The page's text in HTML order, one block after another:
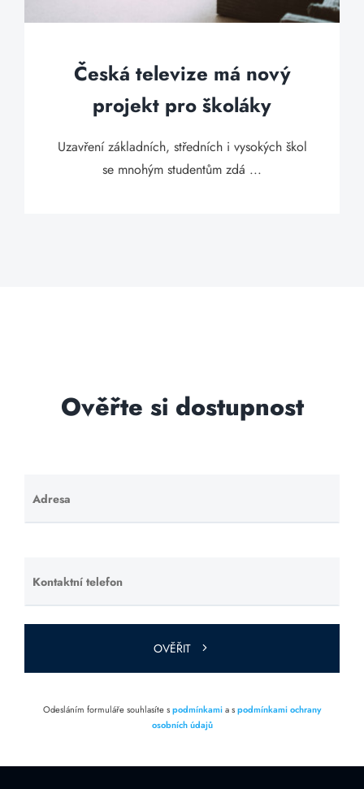
Česká televize má nový
projekt pro školáky
Uzavření základních, středních i vysokých škol
se mnohým studentům zdá ...
Ověřte si dostupnost
Adresa
Ponechte
toto pole
Kontaktní telefon
Ponechte
toto pole
prázdné.
OVĚŘIT
Odesláním formuláře souhlasíte spodmínkamia spodmínkami ochrany
osobních údajů